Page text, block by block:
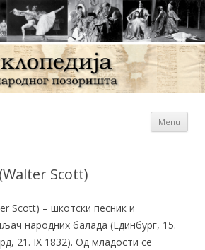
СрпскогMenu
Scott)
Scott) – шкотски песник и
народних балада (Единбург, 15.
21. IX 1832). Од младости се